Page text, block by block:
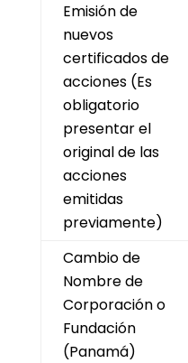
Emisión de
nuevos
certificados de
acciones (Es
obligatorio
presentar el
original de las
acciones
emitidas
previamente)
Cambio de
Nombre de
Corporación o
Fundación
(Panamá)